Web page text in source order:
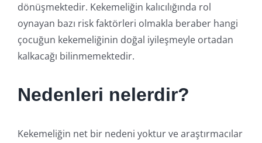
dönüşmektedir. Kekemeliğin kalıcılığında rol
oynayan bazı risk faktörleri olmakla beraber hangi
çocuğun kekemeliğinin doğal iyileşmeyle ortadan
kalkacağı bilinmemektedir.
Nedenleri nelerdir?
Kekemeliğin net bir nedeni yoktur ve araştırmacılar